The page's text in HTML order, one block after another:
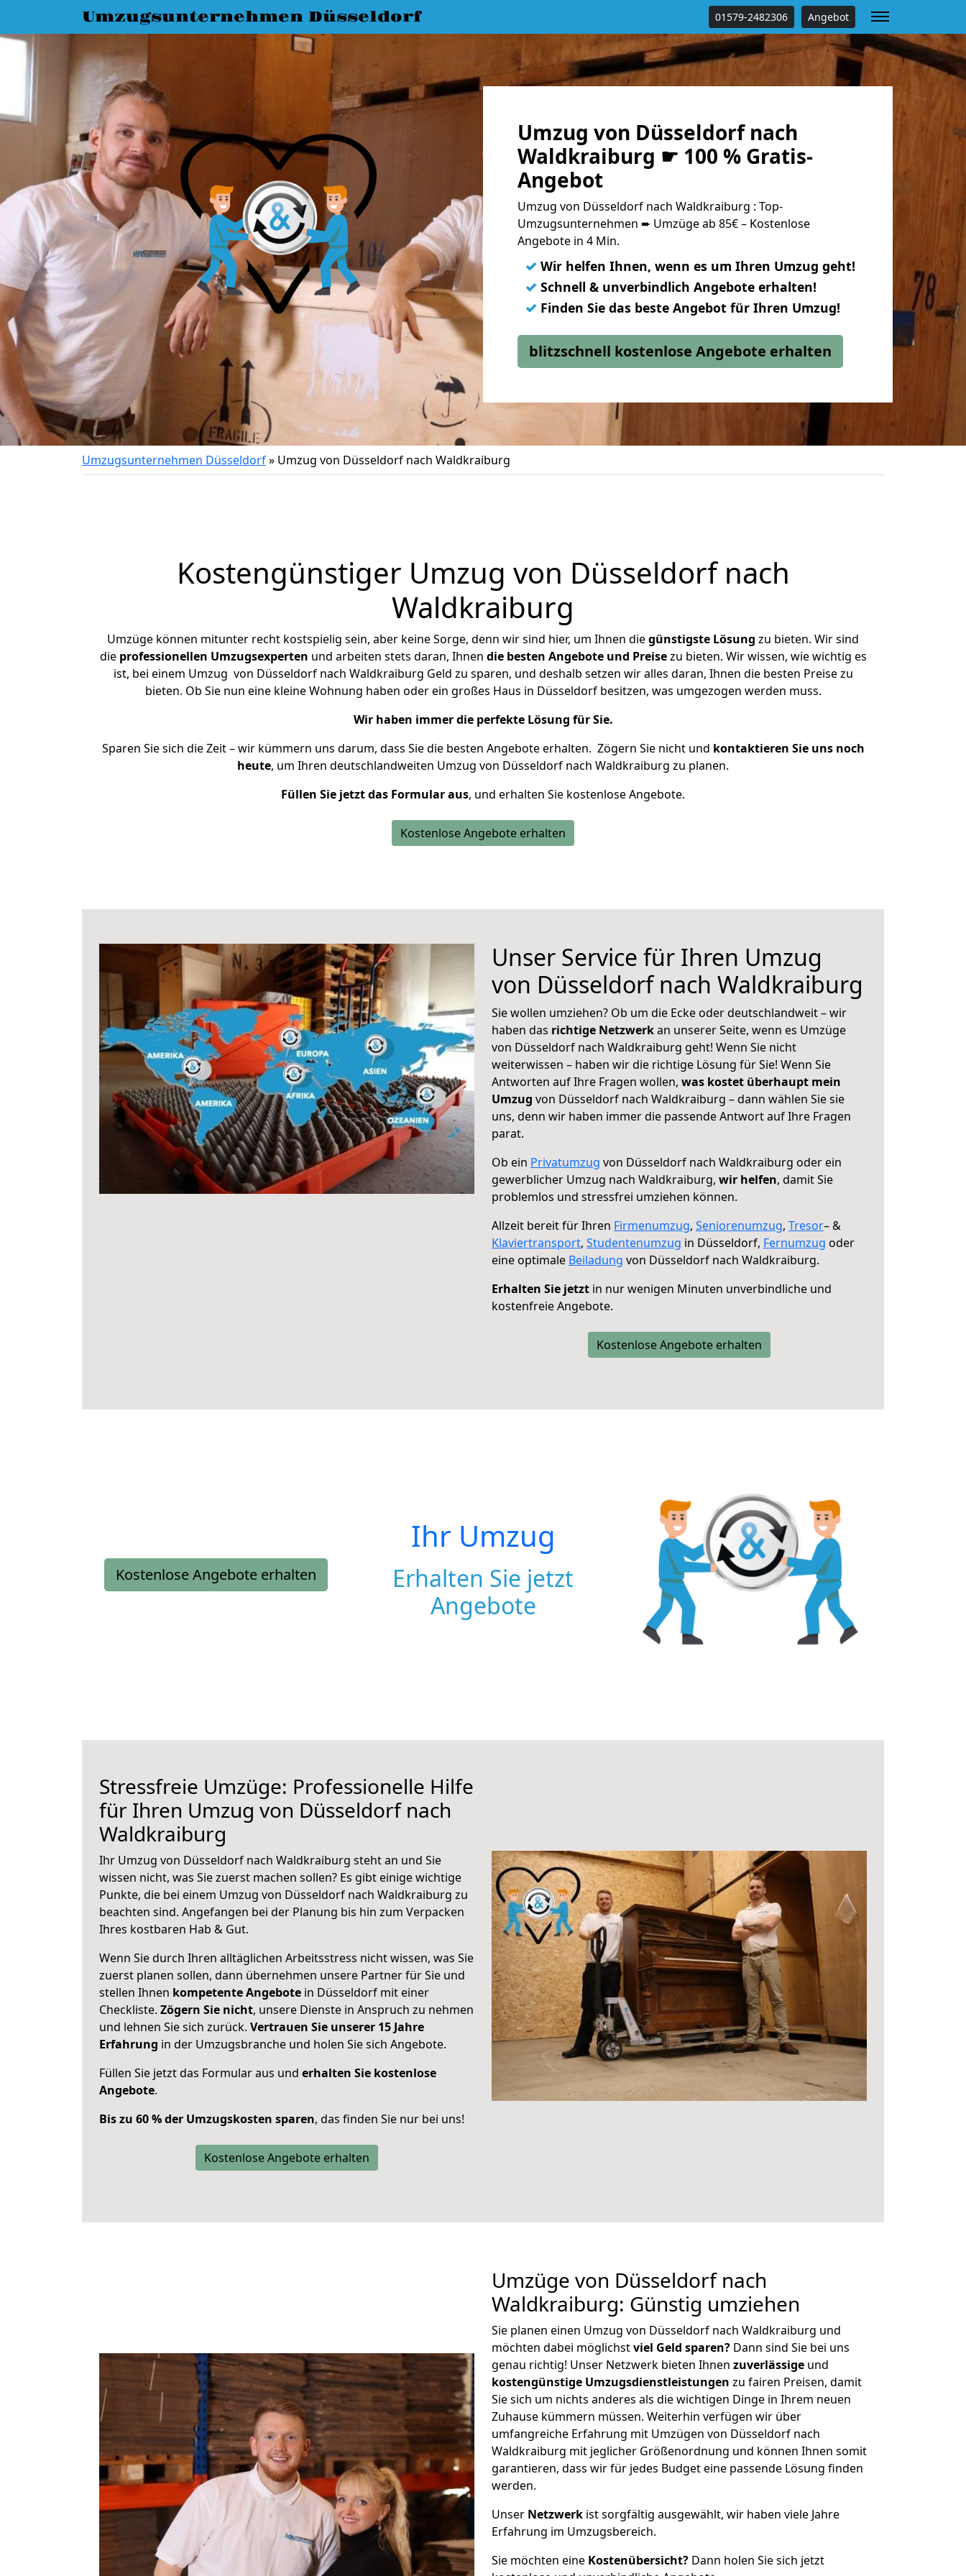
Umzugsunternehmen Düsseldorf 01579-2482306 Angebot
Umzug von Düsseldorf nach
Waldkraiburg ☛ 100 % Gratis-
Angebot
Umzug von Düsseldorf nach Waldkraiburg : Top-
Umzugsunternehmen ➨ Umzüge ab 85€ – Kostenlose
Angebote in 4 Min.
✓ Wir helfen Ihnen, wenn es um Ihren Umzug geht!
✓ Schnell & unverbindlich Angebote erhalten!
✓ Finden Sie das beste Angebot für Ihren Umzug!
blitzschnell kostenlose Angebote erhalten
Umzugsunternehmen Düsseldorf» Umzug von Düsseldorf nach Waldkraiburg
Kostengünstiger Umzug von Düsseldorf nach
Waldkraiburg
Umzüge können mitunter recht kostspielig sein, aber keine Sorge, denn wir sind hier, um Ihnen diegünstigste Lösung zu bieten. Wir sind
die professionellen Umzugsexperten und arbeiten stets daran, Ihnen die besten Angebote und Preisezu bieten. Wir wissen, wie wichtig es
ist, bei einem Umzug von Düsseldorf nach Waldkraiburg Geld zu sparen, und deshalb setzen wir alles daran, Ihnen die besten Preise zu
bieten. Ob Sie nun eine kleine Wohnung haben oder ein großes Haus in Düsseldorf besitzen, was umgezogen werden muss.
Wir haben immer die perfekte Lösung für Sie.
Sparen Sie sich die Zeit – wir kümmern uns darum, dass Sie die besten Angebote erhalten. Zögern Sie nicht und kontaktieren Sie uns noch
heute, um Ihren deutschlandweiten Umzug von Düsseldorf nach Waldkraiburg zu planen.
Füllen Sie jetzt das Formular aus, und erhalten Sie kostenlose Angebote.
Kostenlose Angebote erhalten
Unser Service für Ihren Umzug
von Düsseldorf nach Waldkraiburg
Sie wollen umziehen? Ob um die Ecke oder deutschlandweit – wir
haben das richtige Netzwerkan unserer Seite, wenn es Umzüge
von Düsseldorf nach Waldkraiburg geht! Wenn Sie nicht
weiterwissen – haben wir die richtige Lösung für Sie! Wenn Sie
Antworten auf Ihre Fragen wollen, was kostet überhaupt mein
Umzug von Düsseldorf nach Waldkraiburg – dann wählen Sie sie
uns, denn wir haben immer die passende Antwort auf Ihre Fragen
parat.
Ob ein Privatumzug von Düsseldorf nach Waldkraiburg oder ein
gewerblicher Umzug nach Waldkraiburg, wir helfen, damit Sie
problemlos und stressfrei umziehen können.
Allzeit bereit für Ihren Firmenumzug, Seniorenumzug, Tresor– &
Klaviertransport, Studentenumzug in Düsseldorf, Fernumzug oder
eine optimale Beiladung von Düsseldorf nach Waldkraiburg.
Erhalten Sie jetzt in nur wenigen Minuten unverbindliche und
kostenfreie Angebote.
Kostenlose Angebote erhalten
Kostenlose Angebote erhalten
Ihr Umzug
Erhalten Sie jetzt
Angebote
Stressfreie Umzüge: Professionelle Hilfe
für Ihren Umzug von Düsseldorf nach
Waldkraiburg
Ihr Umzug von Düsseldorf nach Waldkraiburg steht an und Sie
wissen nicht, was Sie zuerst machen sollen? Es gibt einige wichtige
Punkte, die bei einem Umzug von Düsseldorf nach Waldkraiburg zu
beachten sind. Angefangen bei der Planung bis hin zum Verpacken
Ihres kostbaren Hab & Gut.
Wenn Sie durch Ihren alltäglichen Arbeitsstress nicht wissen, was Sie
zuerst planen sollen, dann übernehmen unsere Partner für Sie und
stellen Ihnen kompetente Angebote in Düsseldorf mit einer
Checkliste. Zögern Sie nicht, unsere Dienste in Anspruch zu nehmen
und lehnen Sie sich zurück. Vertrauen Sie unserer 15 Jahre
Erfahrung in der Umzugsbranche und holen Sie sich Angebote.
Füllen Sie jetzt das Formular aus und erhalten Sie kostenlose
Angebote.
Bis zu 60 % der Umzugskosten sparen, das finden Sie nur bei uns!
Kostenlose Angebote erhalten
Umzüge von Düsseldorf nach
Waldkraiburg: Günstig umziehen
Sie planen einen Umzug von Düsseldorf nach Waldkraiburg und
möchten dabei möglichstviel Geld sparen? Dann sind Sie bei uns
genau richtig! Unser Netzwerk bieten Ihnen zuverlässige und
kostengünstige Umzugsdienstleistungen zu fairen Preisen, damit
Sie sich um nichts anderes als die wichtigen Dinge in Ihrem neuen
Zuhause kümmern müssen. Weiterhin verfügen wir über
umfangreiche Erfahrung mit Umzügen von Düsseldorf nach
Waldkraiburg mit jeglicher Größenordnung und können Ihnen somit
garantieren, dass wir für jedes Budget eine passende Lösung finden
werden.
Unser Netzwerk ist sorgfältig ausgewählt, wir haben viele Jahre
Erfahrung im Umzugsbereich.
Sie möchten eine Kostenübersicht? Dann holen Sie sich jetzt